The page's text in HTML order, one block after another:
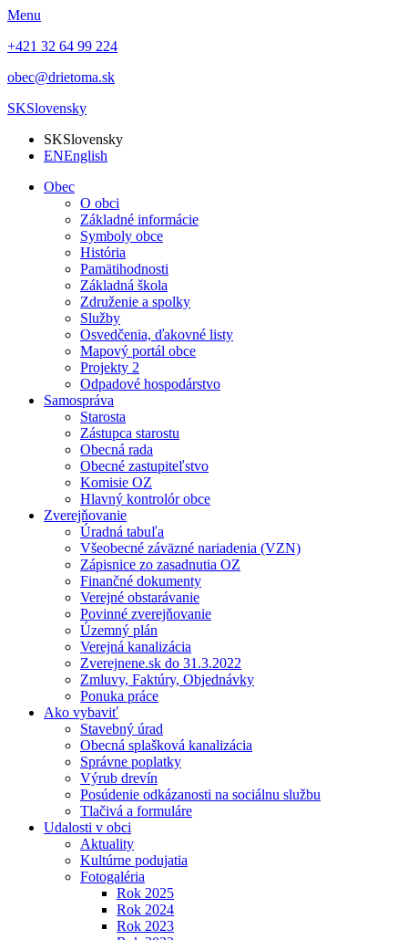
Menu
+421 32 64 99 224
obec@drietoma.sk
SKSlovensky
SKSlovensky
ENEnglish
Obec
O obci
Základné informácie
Symboly obce
História
Pamätihodnosti
Základná škola
Združenie a spolky
Služby
Osvedčenia, ďakovné listy
Mapový portál obce
Projekty 2
Odpadové hospodárstvo
Samospráva
Starosta
Zástupca starostu
Obecná rada
Obecné zastupiteľstvo
Komisie OZ
Hlavný kontrolór obce
Zverejňovanie
Úradná tabuľa
Všeobecné záväzné nariadenia (VZN)
Zápisnice zo zasadnutia OZ
Finančné dokumenty
Verejné obstarávanie
Povinné zverejňovanie
Územný plán
Verejná kanalizácia
Zverejnene.sk do 31.3.2022
Zmluvy, Faktúry, Objednávky
Ponuka práce
Ako vybaviť
Stavebný úrad
Obecná splašková kanalizácia
Správne poplatky
Výrub drevín
Posúdenie odkázanosti na sociálnu službu
Tlačivá a formuláre
Udalosti v obci
Aktuality
Kultúrne podujatia
Fotogaléria
Rok 2025
Rok 2024
Rok 2023